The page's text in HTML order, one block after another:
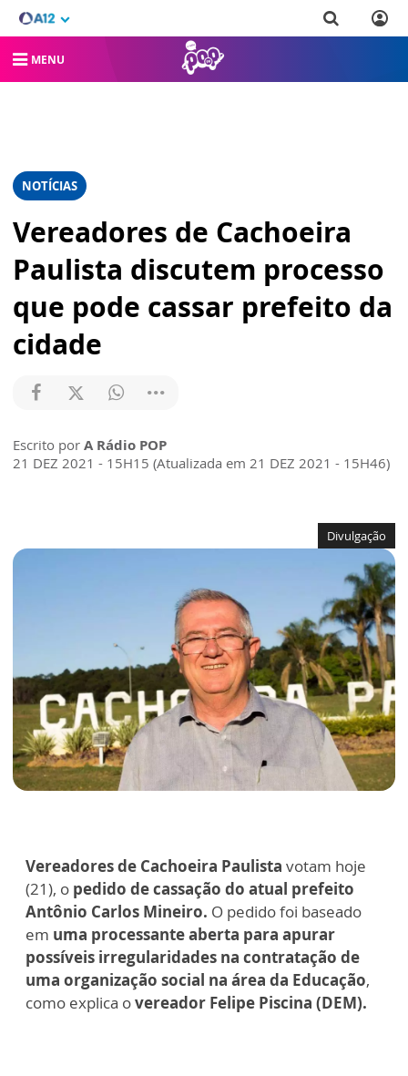
MENU
NOTÍCIAS
Vereadores de Cachoeira
Paulista discutem processo
que pode cassar prefeito da
cidade
Escrito por A Rádio POP
21 DEZ 2021 - 15H15 (Atualizada em 21 DEZ 2021 - 15H46)
Divulgação
Vereadores de Cachoeira Paulista votam hoje
(21), o pedido de cassação do atual prefeito
Antônio Carlos Mineiro. O pedido foi baseado
em uma processante aberta para apurar
possíveis irregularidades na contratação de
uma organização social na área da Educação,
como explica overeador Felipe Piscina (DEM).